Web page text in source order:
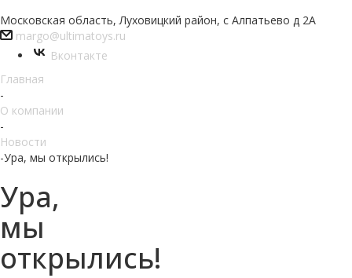
Московская область, Луховицкий район, с Алпатьево д 2А
margo@ultimatoys.ru
Вконтакте
Главная
-
О компании
-
Новости
-Ура, мы открылись!
Ура,
мы
открылись!